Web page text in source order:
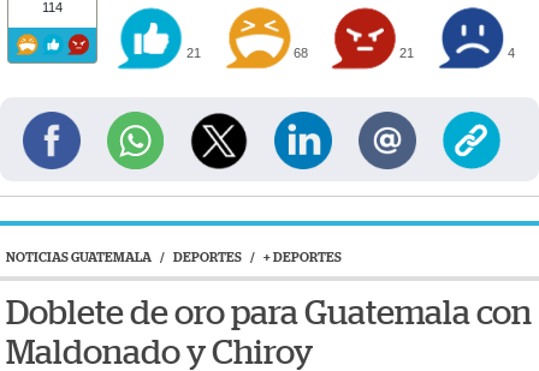
114
21 68 21 4
NOTICIAS GUATEMALA / DEPORTES / + DEPORTES
Doblete de oro para Guatemala con
Maldonado y Chiroy